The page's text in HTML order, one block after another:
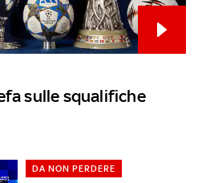
sulle squalifiche
DA NON PERDERE